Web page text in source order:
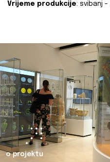
Vrijeme produkcije: svibanj -
o projektu